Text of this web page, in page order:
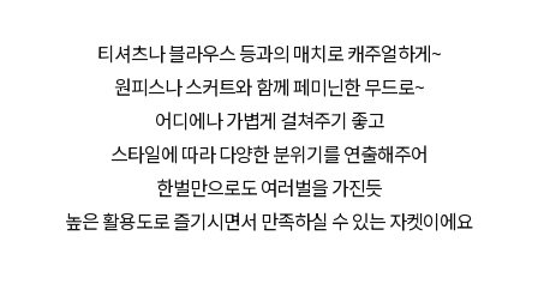
티셔츠나 블라우스 등과의 매치로 캐주얼하게~
원피스나 스커트와 함께 페미닌한 무드로~
어디에나 가볍게 걸쳐주기 좋고
스타일에 따라 다양한 분위기를 연출해주어
한벌만으로도 여러벌을 가진듯
높은 활용도로 즐기시면서 만족하실 수 있는 자켓이에요